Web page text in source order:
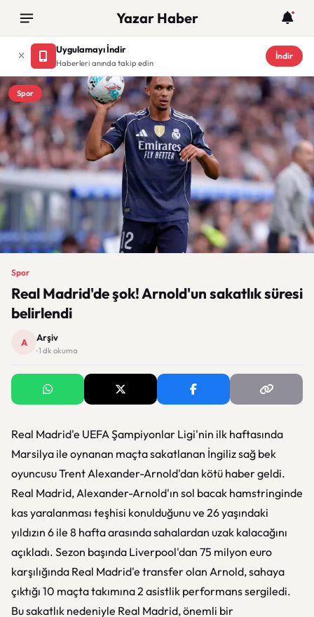
Yazar Haber
Uygulamayı İndir
Haberleri anında takip edin
İndir
Spor
Spor
Real Madrid'de şok! Arnold'un sakatlık süresi
belirlendi
A Arşiv
· 1 dk okuma
Real Madrid'e UEFA Şampiyonlar Ligi'nin ilk haftasında
Marsilya ile oynanan maçta sakatlanan İngiliz sağ bek
oyuncusu Trent Alexander-Arnold'dan kötü haber geldi.
Real Madrid, Alexander-Arnold'ın sol bacak hamstringinde
kas yaralanması teşhisi konulduğunu ve 26 yaşındaki
yıldızın 6 ile 8 hafta arasında sahalardan uzak kalacağını
açıkladı. Sezon başında Liverpool'dan 75 milyon euro
karşılığında Real Madrid'e transfer olan Arnold, sahaya
çıktığı 10 maçta takımına 2 asistlik performans sergiledi.
Bu sakatlık nedeniyle Real Madrid, önemli bir